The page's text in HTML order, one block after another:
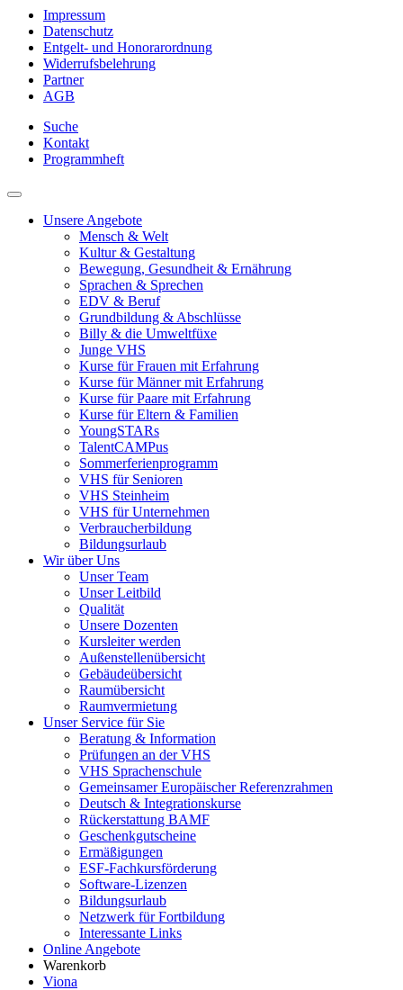
Impressum
Datenschutz
Entgelt- und Honorarordnung
Widerrufsbelehrung
Partner
AGB
Suche
Kontakt
Programmheft
Unsere Angebote
Mensch & Welt
Kultur & Gestaltung
Bewegung, Gesundheit & Ernährung
Sprachen & Sprechen
EDV & Beruf
Grundbildung & Abschlüsse
Billy & die Umweltfüxe
Junge VHS
Kurse für Frauen mit Erfahrung
Kurse für Männer mit Erfahrung
Kurse für Paare mit Erfahrung
Kurse für Eltern & Familien
YoungSTARs
TalentCAMPus
Sommerferienprogramm
VHS für Senioren
VHS Steinheim
VHS für Unternehmen
Verbraucherbildung
Bildungsurlaub
Wir über Uns
Unser Team
Unser Leitbild
Qualität
Unsere Dozenten
Kursleiter werden
Außenstellenübersicht
Gebäudeübersicht
Raumübersicht
Raumvermietung
Unser Service für Sie
Beratung & Information
Prüfungen an der VHS
VHS Sprachenschule
Gemeinsamer Europäischer Referenzrahmen
Deutsch & Integrationskurse
Rückerstattung BAMF
Geschenkgutscheine
Ermäßigungen
ESF-Fachkursförderung
Software-Lizenzen
Bildungsurlaub
Netzwerk für Fortbildung
Interessante Links
Online Angebote
Warenkorb
Viona